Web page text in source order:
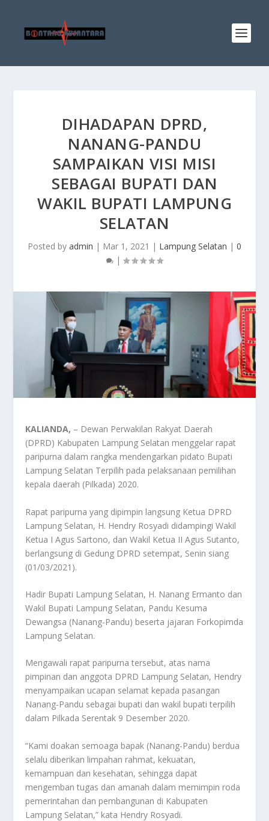
DIHADAPAN DPRD,
NANANG-PANDU
SAMPAIKAN VISI MISI
SEBAGAI BUPATI DAN
WAKIL BUPATI LAMPUNG
SELATAN
Posted by admin | Mar 1, 2021 | Lampung Selatan | 0
|
KALIANDA, – Dewan Perwakilan Rakyat Daerah
(DPRD) Kabupaten Lampung Selatan menggelar rapat
paripurna dalam rangka mendengarkan pidato Bupati
Lampung Selatan Terpilih pada pelaksanaan pemilihan
kepala daerah (Pilkada) 2020.
Rapat paripurna yang dipimpin langsung Ketua DPRD
Lampung Selatan, H. Hendry Rosyadi didampingi Wakil
Ketua I Agus Sartono, dan Wakil Ketua II Agus Sutanto,
berlangsung di Gedung DPRD setempat, Senin siang
(01/03/2021).
Hadir Bupati Lampung Selatan, H. Nanang Ermanto dan
Wakil Bupati Lampung Selatan, Pandu Kesuma
Dewangsa (Nanang-Pandu) beserta jajaran Forkopimda
Lampung Selatan.
Mengawali rapat paripurna tersebut, atas nama
pimpinan dan anggota DPRD Lampung Selatan, Hendry
menyampaikan ucapan selamat kepada pasangan
Nanang-Pandu sebagai bupati dan wakil bupati terpilih
dalam Pilkada Serentak 9 Desember 2020.
“Kami doakan semoaga bapak (Nanang-Pandu) berdua
selalu diberikan limpahan rahmat, kekuatan,
kemampuan dan kesehatan, sehingga dapat
mengemban tugas dan amanah dalam memimpin roda
pemerintahan dan pembangunan di Kabupaten
Lampung Selatan,” kata Hendry Rosyadi.